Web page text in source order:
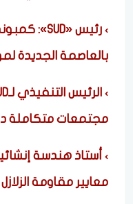
بالعاصمة الجديدة
مجتمعات متكاملة
أستاذ هندسة
معايير مقاومة الزلازل